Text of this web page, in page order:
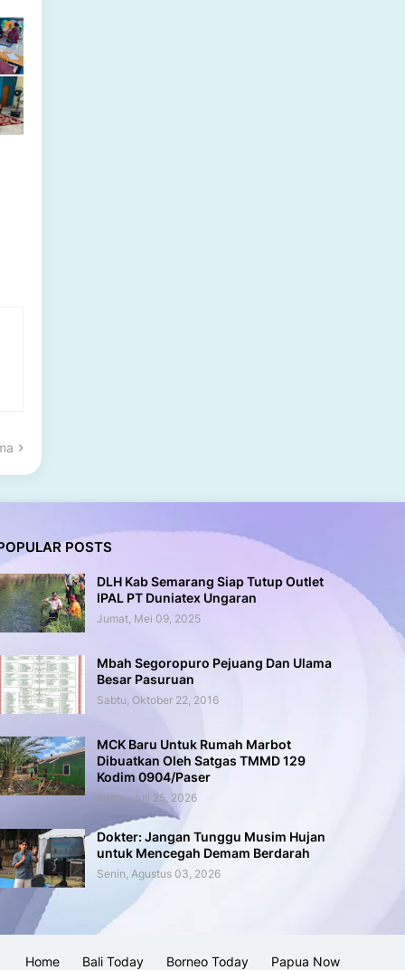
POSTS
DLH Kab Semarang Siap Tutup Outlet
IPAL PT Duniatex Ungaran
Jumat, Mei 09, 2025
Mbah Segoropuro Pejuang Dan Ulama
Besar Pasuruan
Sabtu, Oktober 22, 2016
MCK Baru Untuk Rumah Marbot
Dibuatkan Oleh Satgas TMMD 129
Kodim 0904/Paser
Sabtu, Juli 25, 2026
Dokter: Jangan Tunggu Musim Hujan
untuk Mencegah Demam Berdarah
Senin, Agustus 03, 2026
Home Bali Today Borneo Today Papua Now